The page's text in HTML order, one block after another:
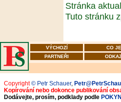
Stránka
Tuto stránku
VÝCHOZÍ CO
PARTNEŘI
Copyright© Petr Schauer,
Kopírování nebo dokonce publikování
Dodávejte, prosím, podklady podle